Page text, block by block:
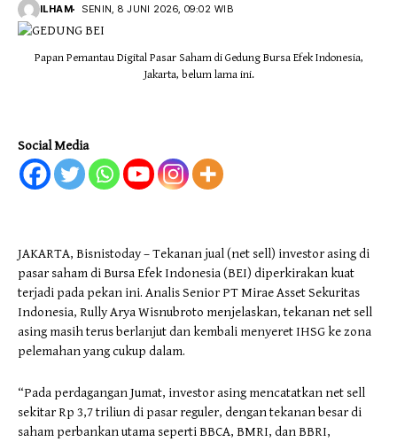
ILHAM SENIN, 8 JUNI 2026, 09:02 WIB
Papan Pemantau Digital Pasar Saham di Gedung Bursa Efek Indonesia,
Jakarta, belum lama ini.
Social Media
JAKARTA, Bisnistoday – Tekanan jual (net sell) investor asing di
pasar saham di Bursa Efek Indonesia (BEI) diperkirakan kuat
terjadi pada pekan ini. Analis Senior PT Mirae Asset Sekuritas
Indonesia, Rully Arya Wisnubroto menjelaskan, tekanan net sell
asing masih terus berlanjut dan kembali menyeret IHSG ke zona
pelemahan yang cukup dalam.
“Pada perdagangan Jumat, investor asing mencatatkan net sell
sekitar Rp 3,7 triliun di pasar reguler, dengan tekanan besar di
saham perbankan utama seperti BBCA, BMRI, dan BBRI,